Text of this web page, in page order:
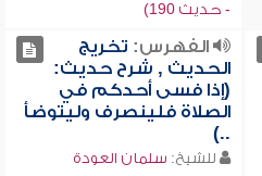
- حديث 190)
الفهرس: تخريج
الحديث , شرح حديث:
(إذا فسى أحدكم في
الصلاة فلينصرف وليتوضأ
..)
للشيخ: سلمان العودة